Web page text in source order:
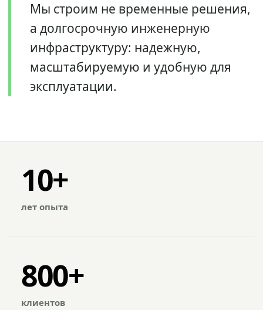
Мы строим не временные решения,
а долгосрочную инженерную
инфраструктуру: надежную,
масштабируемую и удобную для
эксплуатации.
10+
лет опыта
800+
клиентов